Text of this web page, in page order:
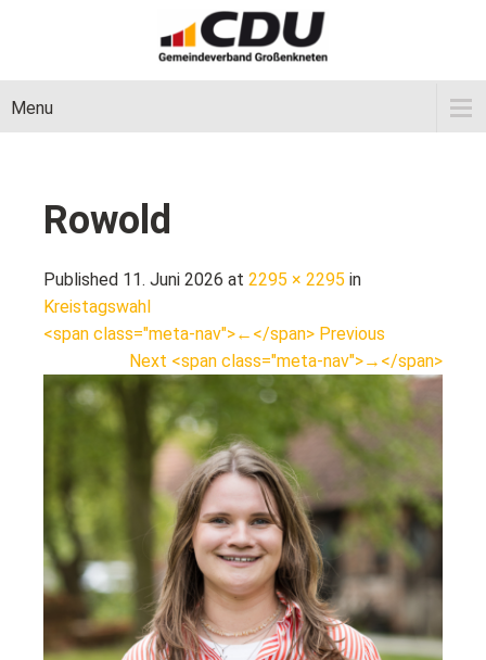
Menu
Rowold
Published 11. Juni 2026 at 2295 × 2295 in
Kreistagswahl
<span class="meta-nav">←</span> Previous
Next <span class="meta-nav">→</span>